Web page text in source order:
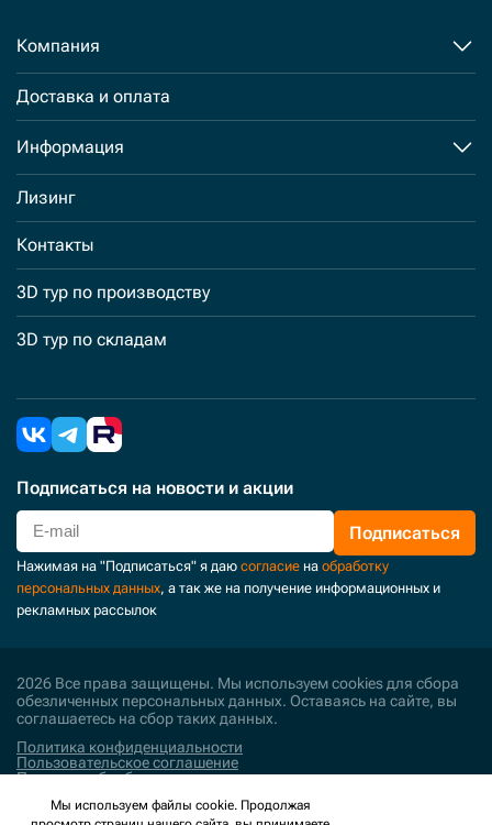
Компания
Доставка и оплата
Информация
Лизинг
Контакты
3D тур по производству
3D тур по складам
Подписаться на новости и акции
Подписаться
Нажимая на "Подписаться" я даю согласие на обработку
персональных данных, а так же на получение информационных и
рекламных рассылок
2026 Все права защищены. Мы используем cookies для сбора
обезличенных персональных данных. Оставаясь на сайте, вы
соглашаетесь на сбор таких данных.
Политика конфиденциальности
Пользовательское соглашение
Политика обработки персональных данных
Мы используем файлы cookie. Продолжая